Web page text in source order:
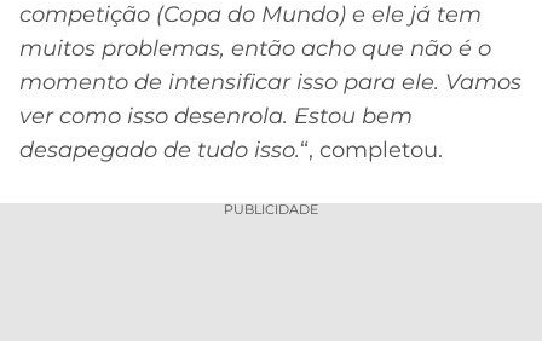
competição (Copa do Mundo) e ele já tem
muitos problemas, então acho que não é o
momento de intensificar isso para ele. Vamos
ver como isso desenrola. Estou bem
desapegado de tudo isso.“, completou.
PUBLICIDADE